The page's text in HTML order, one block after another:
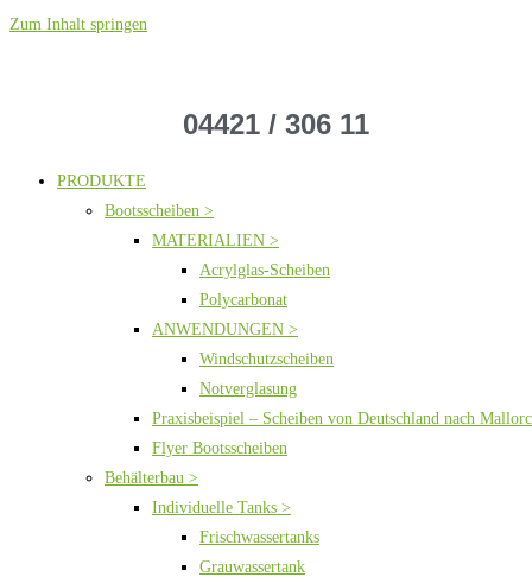
Zum Inhalt springen
04421 / 306 11
PRODUKTE
Bootsscheiben >
MATERIALIEN >
Acrylglas-Scheiben
Polycarbonat
ANWENDUNGEN >
Windschutzscheiben
Notverglasung
Praxisbeispiel – Scheiben von Deutschland nach
Flyer Bootsscheiben
Behälterbau >
Individuelle Tanks >
Frischwassertanks
Grauwassertank